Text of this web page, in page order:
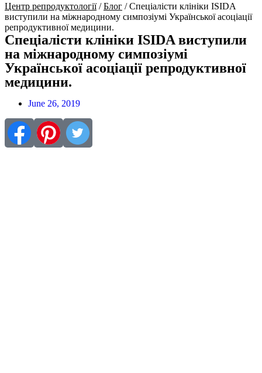
Центр репродуктології/Блог /Спеціалісти клініки ISIDA
виступили на міжнародному симпозіумі Української асоціації
репродуктивної медицини.
Спеціалісти клініки ISIDA виступили
на міжнародному симпозіумі
Української асоціації репродуктивної
медицини.
June 26, 2019